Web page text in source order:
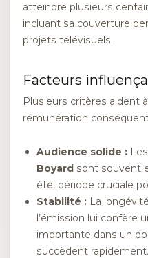
atteindre plusieurs
incluant sa couverture
projets télévisuels.
Facteurs
Plusieurs critères aident
rémunération
Audience solide :
Boyard sont souvent
été, période cruciale
Stabilité : La
l’émission lui confère
importante dans un
succèdent rapidement.